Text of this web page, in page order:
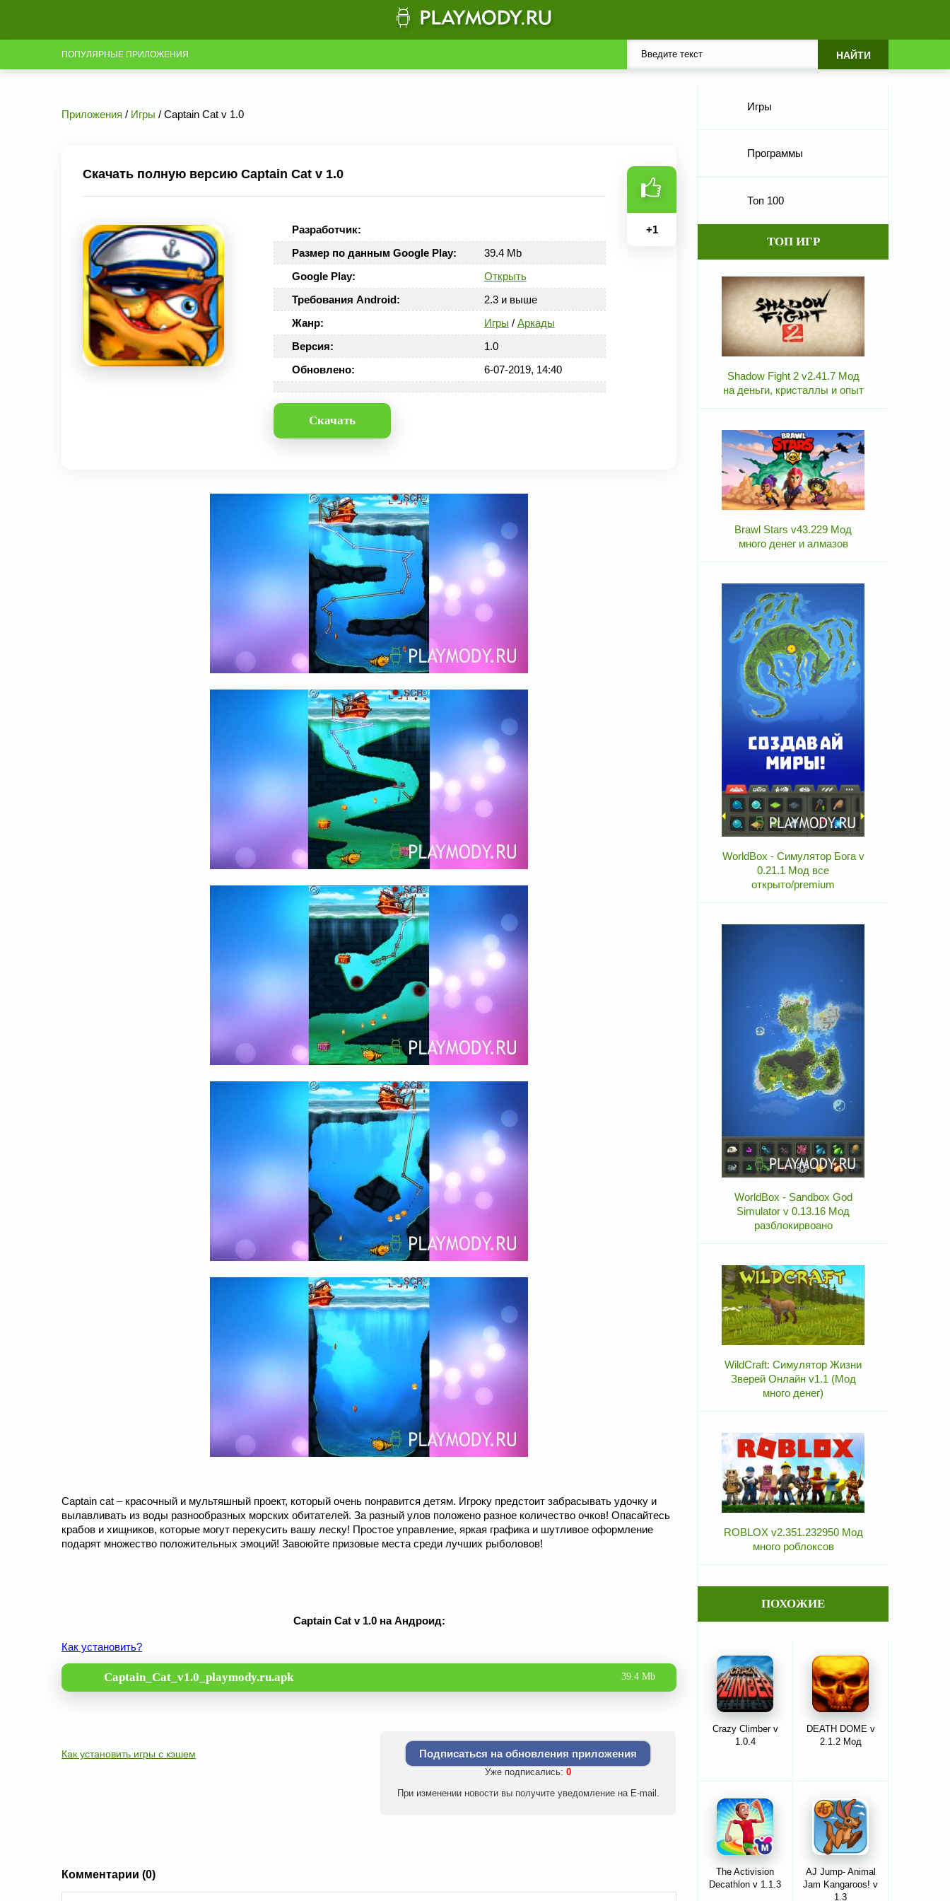
ПОПУЛЯРНЫЕ ПРИЛОЖЕНИЯ
Приложения / Игры / Captain Cat v 1.0
Скачать полную версию Captain Cat v 1.0
Разработчик:
Размер по данным Google Play:
39.4 Mb
Google Play:
Открыть
Требования Android:
2.3 и выше
Жанр:
Игры / Аркады
Версия:
1.0
Обновлено:
6-07-2019, 14:40
Скачать
+1
Captain cat – красочный и мультяшный проект, который очень понравится детям. Игроку предстоит забрасывать удочку и
вылавливать из воды разнообразных морских обитателей. За разный улов положено разное количество очков! Опасайтесь
крабов и хищников, которые могут перекусить вашу леску! Простое управление, яркая графика и шутливое оформление
подарят множество положительных эмоций! Завоюйте призовые места среди лучших рыболовов!
Captain Cat v 1.0 на Андроид:
Как установить?
Captain_Cat_v1.0_playmody.ru.apk 39.4 Mb
Как установить игры с кэшем Подписаться на обновления приложения
Уже подписались: 0
При изменении новости вы получите уведомление на E-mail.
Комментарии (0)
Игры
Программы
Топ 100
ТОП ИГР
Shadow Fight 2 v2.41.7 Мод
на деньги, кристаллы и опыт
Brawl Stars v43.229 Мод
много денег и алмазов
WorldBox - Симулятор Бога v
0.21.1 Мод все
открыто/premium
WorldBox - Sandbox God
Simulator v 0.13.16 Мод
разблокирвоано
WildCraft: Симулятор Жизни
Зверей Онлайн v1.1 (Мод
много денег)
ROBLOX v2.351.232950 Мод
много роблоксов
ПОХОЖИЕ
Crazy Climber v
1.0.4
DEATH DOME v
2.1.2 Мод
The Activision
Decathlon v 1.1.3
AJ Jump- Animal
Jam Kangaroos! v
1.3